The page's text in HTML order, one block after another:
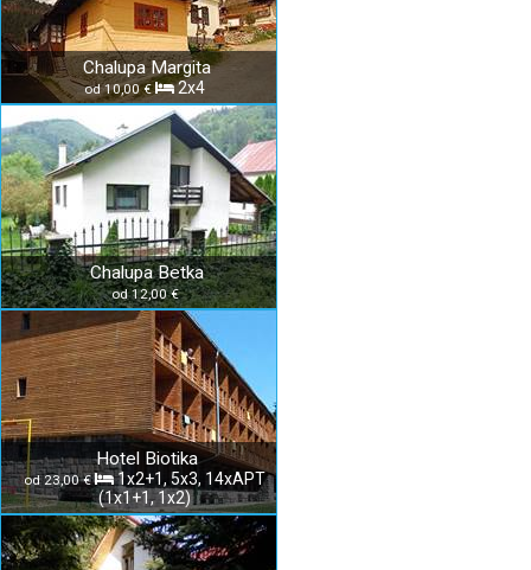
Chalupa Margita
od 10,00 € 2x4
Chalupa Betka
od 12,00 €
Hotel Biotika
od 23,00 €
1x2+1, 5x3, 14xAPT
(1x1+1, 1x2)